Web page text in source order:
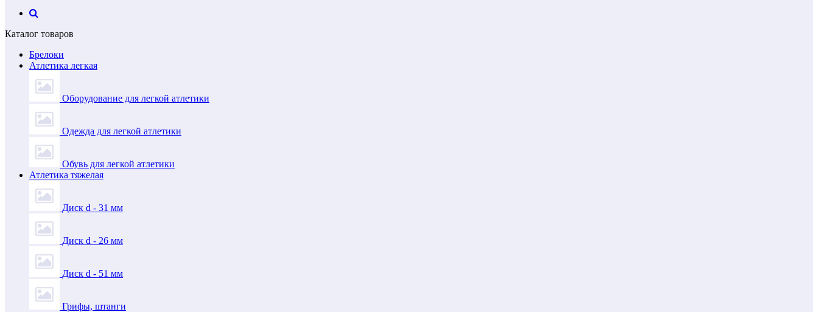
Каталог товаров
Брелоки
Атлетика легкая
Оборудование для легкой атлетики
Одежда для легкой атлетики
Обувь для легкой атлетики
Атлетика тяжелая
Диск d - 31 мм
Диск d - 26 мм
Диск d - 51 мм
Грифы, штанги